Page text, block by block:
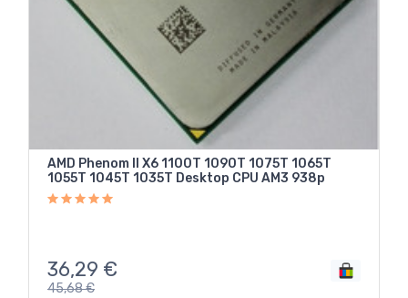
AMD Phenom II X6 1100T 1090T 1075T 1065T
1055T 1045T 1035T Desktop CPU AM3 938p
36,29 €
45,68€